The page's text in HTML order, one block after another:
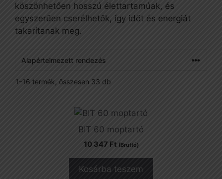
köszönhetően hosszú élettartamúak, és
egyszerűen cserélhetők, így időt és energiát
takarítanak meg.
1–16 termék, összesen 33 db
BIT 60 moptartó
10 347 Ft (Bruttó)
Kosárba teszem